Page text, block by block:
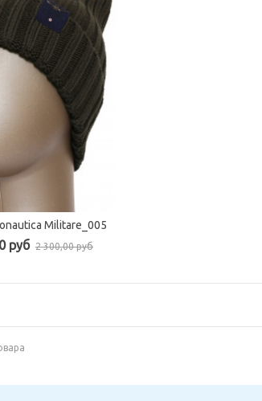
просмотр
Militare_005
руб 2 300,00 руб